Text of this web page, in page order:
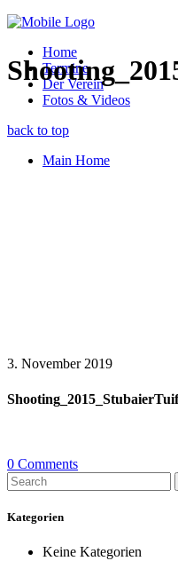
Home
Termine
Der Verein
Fotos & Videos
back to top
Main Home
3. November 2019
0 Comments
Search
for:
Kategorien
Keine Kategorien